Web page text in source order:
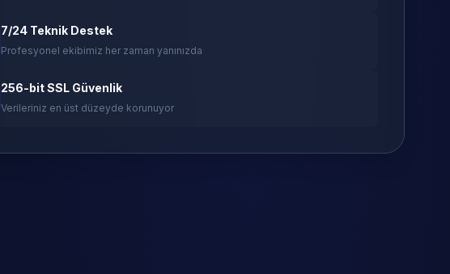
7/24 Teknik Destek
Profesyonel ekibimiz her zaman yanınızda
256-bit SSL Güvenlik
Verileriniz en üst düzeyde korunuyor